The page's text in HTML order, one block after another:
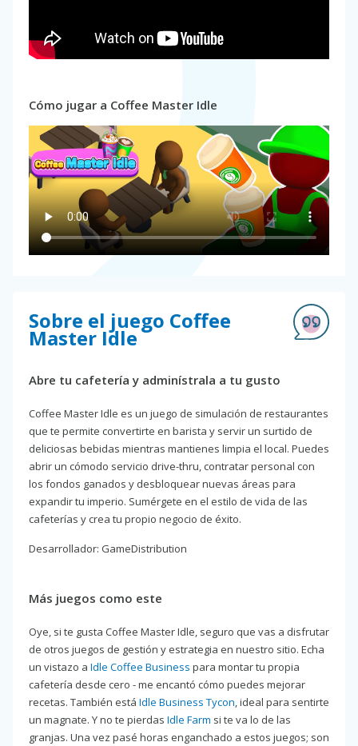
Cómo jugar a Coffee Master Idle
Sobre el juego Coffee
Master Idle
Abre tu cafetería y adminístrala a tu gusto
Coffee Master Idle es un juego de simulación de restaurantes
que te permite convertirte en barista y servir un surtido de
deliciosas bebidas mientras mantienes limpia el local. Puedes
abrir un cómodo servicio drive-thru, contratar personal con
los fondos ganados y desbloquear nuevas áreas para
expandir tu imperio. Sumérgete en el estilo de vida de las
cafeterías y crea tu propio negocio de éxito.
Desarrollador: GameDistribution
Más juegos como este
Oye, si te gusta Coffee Master Idle, seguro que vas a disfrutar
de otros juegos de gestión y estrategia en nuestro sitio. Echa
un vistazo a Idle Coffee Business para montar tu propia
cafetería desde cero - me encantó cómo puedes mejorar
recetas. También está Idle Business Tycon , ideal para sentirte
un magnate. Y no te pierdas Idle Farm si te va lo de las
granjas. Una vez pasé horas enganchado a estos juegos; son